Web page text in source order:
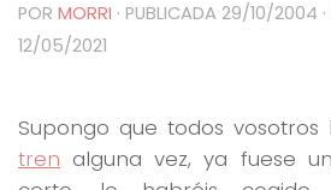
POR MORRI · PUBLICADA 29/10/2004
12/05/2021
Supongo que todos vosotros
tren alguna vez, ya fuese